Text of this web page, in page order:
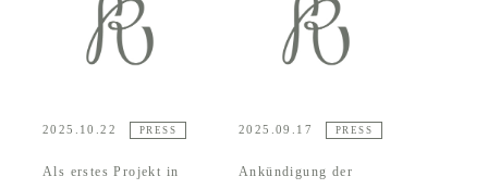
2025.10.22 PRESS
Als erstes Projekt in
2025.09.17 PRESS
Ankündigung der